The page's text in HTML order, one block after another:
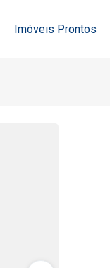
Imóveis Prontos